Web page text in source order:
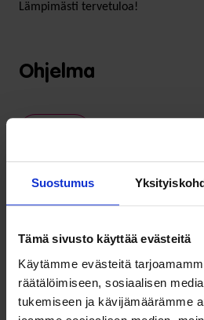
Suostumus
Tämä sivusto käyttää evästeitä
Käytämme evästeitä
räätälöimiseen, sosiaalisen
tukemiseen ja kävijämäärämme
Lämpimästi tervetuloa!
Ohjelma
15.00 Avaussanat
15.05
Piilopriorisoinnista
osallistavaan
Kansalaisten